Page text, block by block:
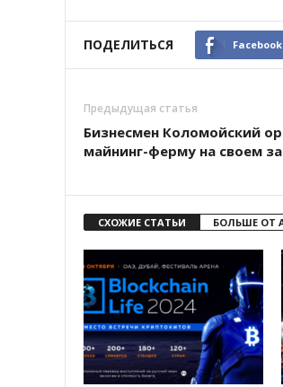
ПОДЕЛИТЬСЯ Facebook
Предыдущая статья
Бизнесмен Коломойский
майнинг-ферму на своем
СХОЖИЕ СТАТЬИ БОЛЬШЕ ОТ